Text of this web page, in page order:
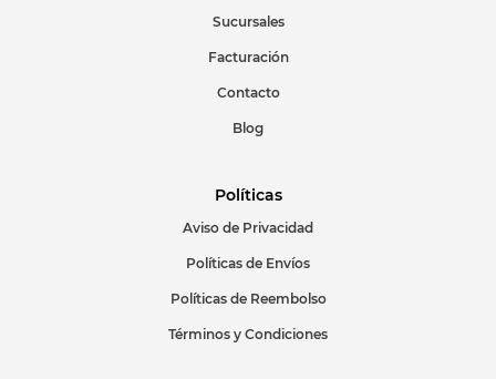
Sucursales
Facturación
Contacto
Blog
Políticas
Aviso de Privacidad
Políticas de Envíos
Políticas de Reembolso
Términos y Condiciones